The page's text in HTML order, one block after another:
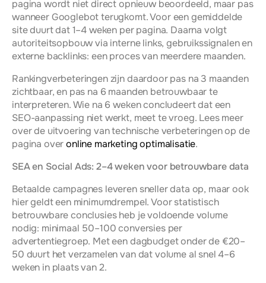
pagina wordt niet direct opnieuw beoordeeld, maar pas
wanneer Googlebot terugkomt. Voor een gemiddelde
site duurt dat 1–4 weken per pagina. Daarna volgt
autoriteitsopbouw via interne links, gebruikssignalen en
externe backlinks: een proces van meerdere maanden.
Rankingverbeteringen zijn daardoor pas na 3 maanden
zichtbaar, en pas na 6 maanden betrouwbaar te
interpreteren. Wie na 6 weken concludeert dat een
SEO-aanpassing niet werkt, meet te vroeg. Lees meer
over de uitvoering van technische verbeteringen op de
pagina over online marketing optimalisatie.
SEA en Social Ads: 2–4 weken voor betrouwbare data
Betaalde campagnes leveren sneller data op, maar ook
hier geldt een minimumdrempel. Voor statistisch
betrouwbare conclusies heb je voldoende volume
nodig: minimaal 50–100 conversies per
advertentiegroep. Met een dagbudget onder de €20–
50 duurt het verzamelen van dat volume al snel 4–6
weken in plaats van 2.